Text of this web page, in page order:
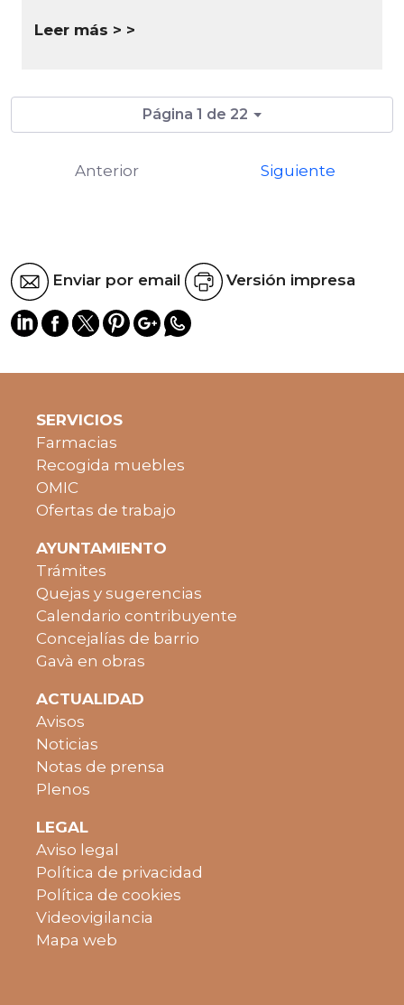
Leer más >
Página 1 de 22
Anterior Siguiente
Enviar por email Versión impresa
SERVICIOS
Farmacias
Recogida muebles
OMIC
Ofertas de trabajo
AYUNTAMIENTO
Trámites
Quejas y sugerencias
Calendario contribuyente
Concejalías de barrio
Gavà en obras
ACTUALIDAD
Avisos
Noticias
Notas de prensa
Plenos
LEGAL
Aviso legal
Política de privacidad
Política de cookies
Videovigilancia
Mapa web